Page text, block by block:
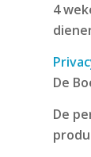
4
De
De